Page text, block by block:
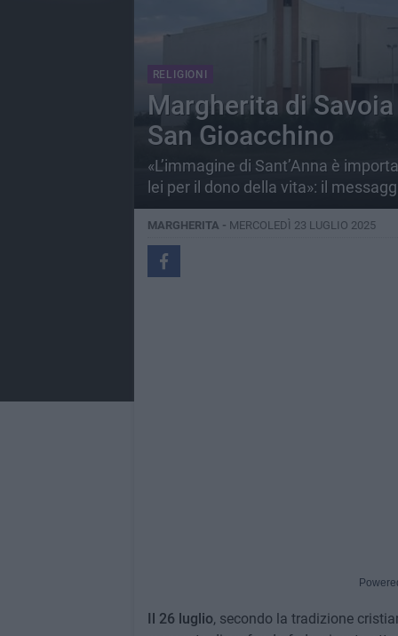
RELIGIONI
Margherita di
San Gioacchino
«L’immagine di Sant’Anna è
lei per il dono della vita»: il
MARGHERITA - MERCOLEDÌ 23 LUGLIO 2025
Il 26 luglio, secondo la tradizione